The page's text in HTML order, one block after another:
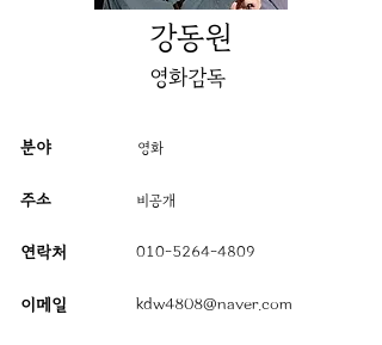
강동원
영화감독
분야
주소
연락처
이메일
영화
​비공개
010-5264-4809
kdw4808@naver.com